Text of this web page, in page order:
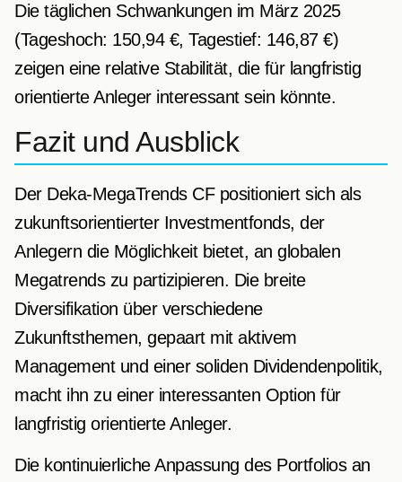
Die täglichen Schwankungen im März 2025
(Tageshoch: 150,94 €, Tagestief: 146,87 €)
zeigen eine relative Stabilität, die für langfristig
orientierte Anleger interessant sein könnte.
Fazit und Ausblick
Der Deka-MegaTrends CF positioniert sich als
zukunftsorientierter Investmentfonds, der
Anlegern die Möglichkeit bietet, an globalen
Megatrends zu partizipieren. Die breite
Diversifikation über verschiedene
Zukunftsthemen, gepaart mit aktivem
Management und einer soliden Dividendenpolitik,
macht ihn zu einer interessanten Option für
langfristig orientierte Anleger.
Die kontinuierliche Anpassung des Portfolios an